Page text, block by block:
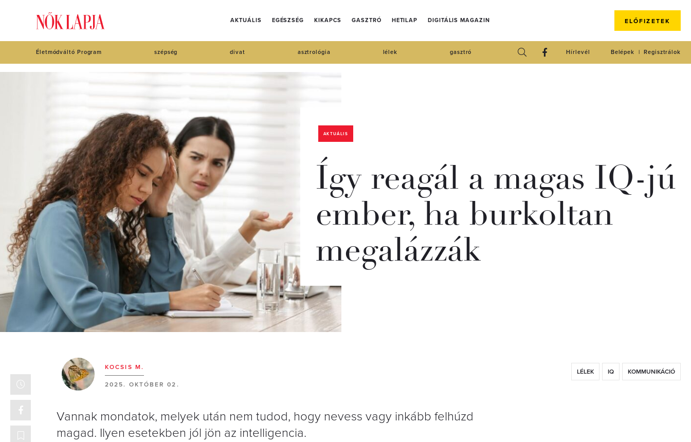
AKTUÁLIS EGÉSZSÉG KIKAPCS GASZTRÓ HETILAP DIGITÁLIS MAGAZIN ELŐFIZETEK
Életmódváltó Program szépség divat asztrológia lélek gasztró Regisztrálok
Belépek
Hírlevél
AKTUÁLIS
Így reagál a magas IQ-jú
ember, ha burkoltan
megalázzák
KOCSIS M.
2025. OKTÓBER 02.
LÉLEK IQ KOMMUNIKÁCIÓ
Vannak mondatok, melyek után nem tudod, hogy nevess vagy inkább felhúzd
magad. Ilyen esetekben jól jön az intelligencia.